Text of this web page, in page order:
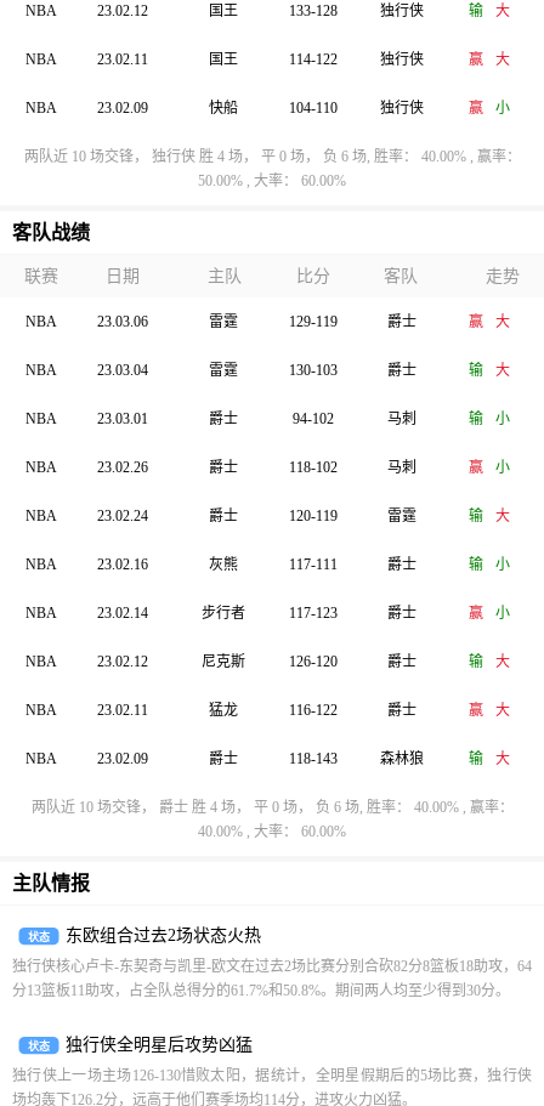
NBA 23.02.12 国王 133-128 独行侠 输 大
NBA 23.02.11 国王 114-122 独行侠 赢 大
NBA 23.02.09 快船 104-110 独行侠 赢 小
两队近 10 场交锋， 独行侠 胜 4 场， 平 0 场， 负 6 场, 胜率： 40.00% , 赢率：
50.00% , 大率： 60.00%
客队战绩
联赛 日期 主队 比分 客队 走势
NBA 23.03.06 雷霆 129-119 爵士 赢 大
NBA 23.03.04 雷霆 130-103 爵士 输 大
NBA 23.03.01 爵士 94-102 马刺 输 小
NBA 23.02.26 爵士 118-102 马刺 赢 小
NBA 23.02.24 爵士 120-119 雷霆 输 大
NBA 23.02.16 灰熊 117-111 爵士 输 小
NBA 23.02.14 步行者 117-123 爵士 赢 小
NBA 23.02.12 尼克斯 126-120 爵士 输 大
NBA 23.02.11 猛龙 116-122 爵士 赢 大
NBA 23.02.09 爵士 118-143 森林狼 输 大
两队近 10 场交锋， 爵士 胜 4 场， 平 0 场， 负 6 场, 胜率： 40.00% , 赢率：
40.00% , 大率： 60.00%
主队情报
状态 东欧组合过去2场状态火热
独行侠核心卢卡-东契奇与凯里-欧文在过去2场比赛分别合砍82分8篮板18助攻，64
分13篮板11助攻，占全队总得分的61.7%和50.8%。期间两人均至少得到30分。
状态 独行侠全明星后攻势凶猛
独行侠上一场主场126-130惜败太阳，据统计，全明星假期后的5场比赛，独行侠
场均轰下126.2分，远高于他们赛季场均114分，进攻火力凶猛。